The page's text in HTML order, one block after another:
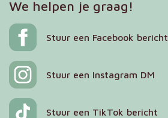
We helpen je graag!
Stuur een Facebook bericht
Stuur een Instagram DM
Stuur een TikTok bericht